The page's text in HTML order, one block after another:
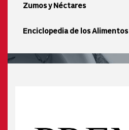
Zumos y Néctares
Enciclopedia de los Alimentos